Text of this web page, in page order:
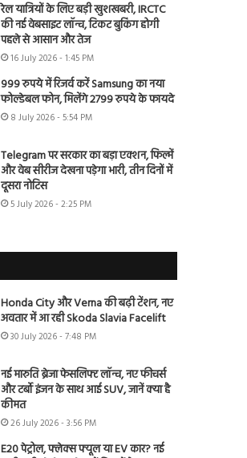
रेल यात्रियों के लिए बड़ी खुशखबरी, IRCTC
की नई वेबसाइट लॉन्च, टिकट बुकिंग होगी
पहले से आसान और तेज
16 July 2026 - 1:45 PM
999 रुपये में रिजर्व करें Samsung का नया
फोल्डेबल फोन, मिलेंगे 2799 रुपये के फायदे
8 July 2026 - 5:54 PM
Telegram पर सरकार का बड़ा एक्शन, फिल्में
और वेब सीरीज देखना पड़ेगा भारी, तीन दिनों में
दूसरा नोटिस
5 July 2026 - 2:25 PM
Honda City और Verna की बढ़ी टेंशन, नए
अवतार में आ रही Skoda Slavia Facelift
30 July 2026 - 7:48 PM
नई मारुति ब्रेजा फेसलिफ्ट लॉन्च, नए फीचर्स
और टर्बो इंजन के साथ आई SUV, जानें क्या है
कीमत
26 July 2026 - 3:56 PM
E20 पेट्रोल, फ्लेक्स फ्यूल या EV कार? नई